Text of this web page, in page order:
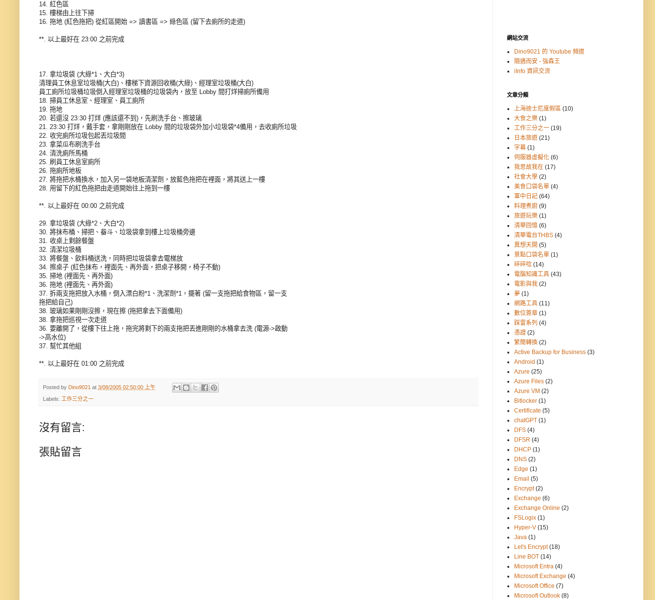
14. 紅色區
15. 樓梯由上往下掃
16. 拖地 (紅色拖把) 從紅區開始 => 讀書區 => 綠色區 (留下去廁所的走道)
**. 以上最好在 23:00 之前完成
17. 拿垃圾袋 (大綠*1、大白*3)
清理員工休息室垃圾桶(大白)、樓梯下資源回收桶(大綠)、經理室垃圾桶(大白)
員工廁所垃圾桶垃圾倒入經理室垃圾桶的垃圾袋內，放至 Lobby 間打烊掃廁所備用
18. 掃員工休息室、經理室、員工廁所
19. 拖地
20. 若還沒 23:30 打烊 (應該還不到)，先刷洗手台、擦玻璃
21. 23:30 打烊，戴手套，拿剛剛放在 Lobby 間的垃圾袋外加小垃圾袋*4備用，去收廁所垃圾
22. 收完廁所垃圾包起丟垃圾間
23. 拿菜瓜布刷洗手台
24. 清洗廁所馬桶
25. 刷員工休息室廁所
26. 拖廁所地板
27. 將拖把水桶換水，加入另一袋地板清潔劑，放藍色拖把在裡面，將其送上一樓
28. 用留下的紅色拖把由走道開始往上拖到一樓
**. 以上最好在 00:00 之前完成
29. 拿垃圾袋 (大綠*2、大白*2)
30. 將抹布桶、掃把、畚斗、垃圾袋拿到樓上垃圾桶旁邊
31. 收桌上剩餘餐盤
32. 清潔垃圾桶
33. 將餐盤、飲料桶送洗，同時把垃圾袋拿去電梯放
34. 擦桌子 (紅色抹布，裡面先、再外面，把桌子移開，椅子不動)
35. 掃地 (裡面先、再外面)
36. 拖地 (裡面先、再外面)
37. 拆兩支拖把放入水桶，倒入漂白粉*1、洗潔劑*1，擺著 (留一支拖把給食物區，留一支
拖把給自己)
38. 玻璃如果剛剛沒擦，現在擦 (拖把拿去下面備用)
38. 拿拖把巡視一次走道
36. 要離開了，從樓下往上拖，拖完將剩下的兩支拖把丟進剛剛的水桶拿去洗 (電源->啟動
->高水位)
37. 幫忙其他組
**. 以上最好在 01:00 之前完成
Posted by Dino9021 at 3/08/2005 02:50:00 上午
Labels: 工作三分之一
沒有留言:
張貼留言
網站交流
Dino9021 的 Youtube 頻道
隨遇而安 - 強森王
iInfo 資訊交流
文章分類
上海迪士尼度假區 (10)
大食之樂 (1)
工作三分之一 (19)
日本旅遊 (21)
字幕 (1)
伺服器虛擬化 (6)
我思故我在 (17)
社會大學 (2)
美食口袋名單 (4)
軍中日記 (64)
料理煮廚 (9)
旅遊玩樂 (1)
清華回憶 (6)
清華電台THBS (4)
異想天開 (5)
景點口袋名單 (1)
碎碎唸 (14)
電腦知識工具 (43)
電影與我 (2)
夢 (1)
網路工具 (11)
數位簽章 (1)
踩雷系列 (4)
憑證 (2)
繁簡轉換 (2)
Active Backup for Business (3)
Android (1)
Azure (25)
Azure Files (2)
Azure VM (2)
Bitlocker (1)
Certificate (5)
chatGPT (1)
DFS (4)
DFSR (4)
DHCP (1)
DNS (2)
Edge (1)
Email (5)
Encrypt (2)
Exchange (6)
Exchange Online (2)
FSLogix (1)
Hyper-V (15)
Java (1)
Let's Encrypt (18)
Line BOT (14)
Microsoft Entra (4)
Microsoft Exchange (4)
Microsoft Office (7)
Microsoft Outlook (8)